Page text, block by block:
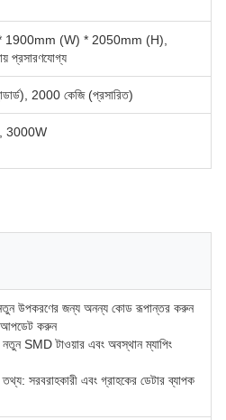
1900mm (W) * 2050mm (H),
প্রসারণযোগ্য
2000 কেজি (প্রসারিত)
3000W
নতুন উপকরণের জন্য অনন্য কোড রূপান্তর করুন
আপডেট করুন
নতুন SMD টাওয়ার এবং অবস্থান ম্যাপিং
তথ্য: সরবরাহকারী এবং গ্রাহকের ডেটার ব্যাপক